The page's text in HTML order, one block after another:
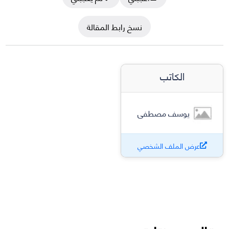
نسخ رابط المقالة
الكاتب
يوسف مصطفى
عرض الملف الشخصي